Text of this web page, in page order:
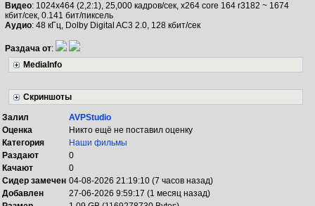
Видео: 1024x464 (2,2:1), 25,000 кадров/сек, x264 core 164 r3182 ~ 1674
кбит/сек, 0.141 бит/пиксель
Аудио: 48 кГц, Dolby Digital AC3 2.0, 128 кбит/сек
Раздача от:
MediaInfo
Скриншоты
Залил
AVPStudio
Оценка
Никто ещё не поставил оценку
Категория
Наши фильмы
Раздают
0
Качают
0
Сидер замечен 04-08-2026 21:19:10 (7 часов назад)
Добавлен
27-06-2026 9:59:17 (1 месяц назад)